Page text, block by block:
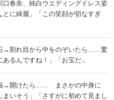
口春奈、純白ウエディングドレス姿
とに綺麗」「この笑顔が切なすぎ
→割れ目から中をのぞいたら……驚
るんですね！」「お宝だ」
→開けたら…… まさかの中身に
まいそう」「さすがに初めて見まし